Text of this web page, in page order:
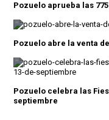
Pozuelo aprueba las
Pozuelo abre la venta
Pozuelo celebra las
septiembre